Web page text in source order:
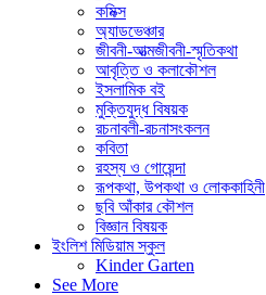
কমিক্স
অ্যাডভেঞ্চার
জীবনী-আত্মজীবনী-স্মৃতিকথা
আবৃত্তি ও কলাকৌশল
ইসলামিক বই
মুক্তিযুদ্ধ বিষয়ক
রচনাবলী-রচনাসংকলন
কবিতা
রহস্য ও গোয়েন্দা
রূপকথা, উপকথা ও লোককাহিনী
ছবি আঁকার কৌশল
বিজ্ঞান বিষয়ক
ইংলিশ মিডিয়াম স্কুল
Kinder Garten
See More